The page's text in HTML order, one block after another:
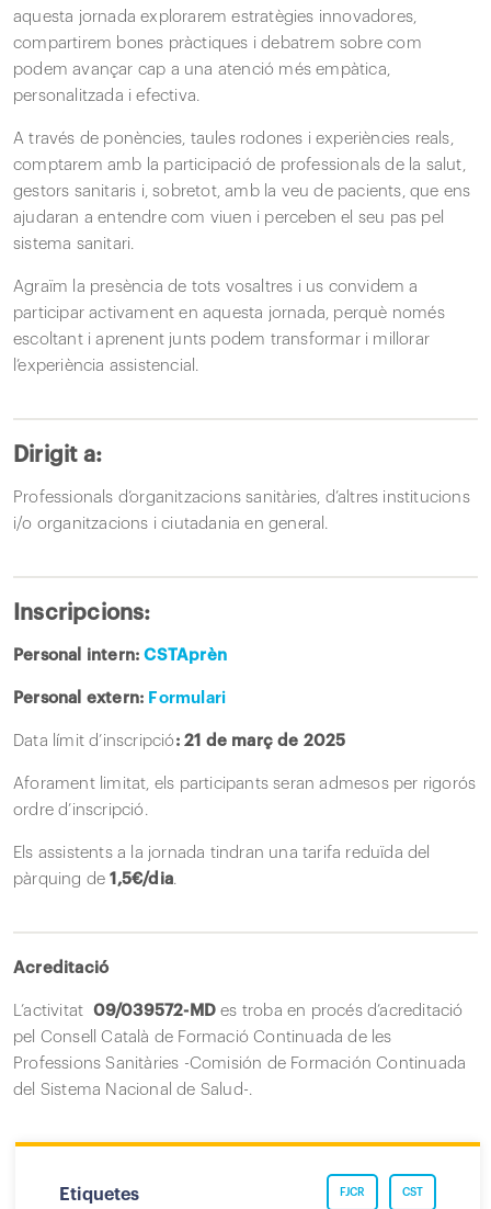
aquesta jornada explorarem estratègies innovadores,
compartirem bones pràctiques i debatrem sobre com
podem avançar cap a una atenció més empàtica,
personalitzada i efectiva.
A través de ponències, taules rodones i experiències reals,
comptarem amb la participació de professionals de la salut,
gestors sanitaris i, sobretot, amb la veu de pacients, que ens
ajudaran a entendre com viuen i perceben el seu pas pel
sistema sanitari.
Agraïm la presència de tots vosaltres i us convidem a
participar activament en aquesta jornada, perquè només
escoltant i aprenent junts podem transformar i millorar
l’experiència assistencial.
Dirigit a:
Professionals d’organitzacions sanitàries, d’altres institucions
i/o organitzacions i ciutadania en general.
Inscripcions:
Personal intern:CSTAprèn
Personal extern: Formulari
Data límit d’inscripció : 21 de març de 2025
Aforament limitat, els participants seran admesos per rigorós
ordre d’inscripció.
Els assistents a la jornada tindran una tarifa reduïda del
pàrquing de1,5€/dia.
Acreditació
L’activitat 09/039572-MD es troba en procés d’acreditació
pel Consell Català de Formació Continuada de les
Professions Sanitàries -Comisión de Formación Continuada
del Sistema Nacional de Salud-.
Etiquetes CST
FJCR